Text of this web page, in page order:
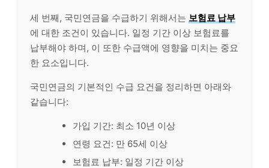
세 번째, 국민연금을 수급하기 위해서는 보험료 납부
에 대한 조건이 있습니다. 일정 기간 이상 보험료를
납부해야 하며, 이 또한 수급액에 영향을 미치는 중요
한 요소입니다.
국민연금의 기본적인 수급 요건을 정리하면 아래와
같습니다:
가입 기간: 최소 10년 이상
연령 요건: 만 65세 이상
보험료 납부: 일정 기간 이상